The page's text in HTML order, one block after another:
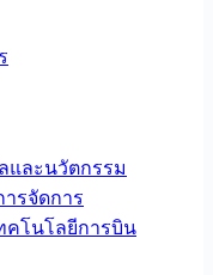
และนวัตกรรม
รจัดการ
คโนโลยีการบิน